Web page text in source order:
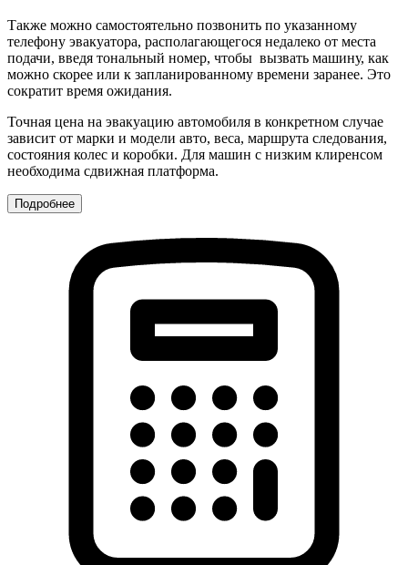
Также можно самостоятельно позвонить по указанному
телефону эвакуатора, располагающегося недалеко от места
подачи, введя тональный номер, чтобы вызвать машину, как
можно скорее или к запланированному времени заранее. Это
сократит время ожидания.
Точная цена на эвакуацию автомобиля в конкретном случае
зависит от марки и модели авто, веса, маршрута следования,
состояния колес и коробки. Для машин с низким клиренсом
необходима сдвижная платформа.
Подробнее